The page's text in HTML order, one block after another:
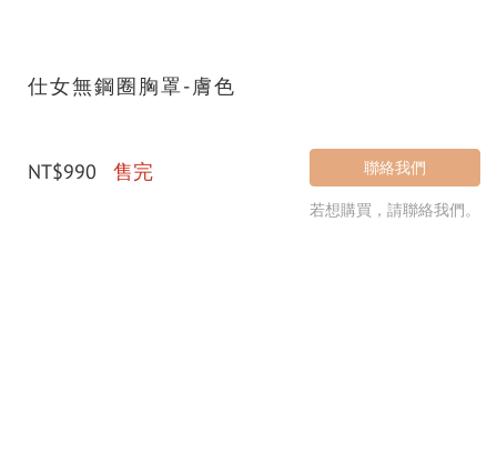
仕女無鋼圈胸罩-膚色
NT$990 售完 聯絡我們
若想購買，請聯絡我們。